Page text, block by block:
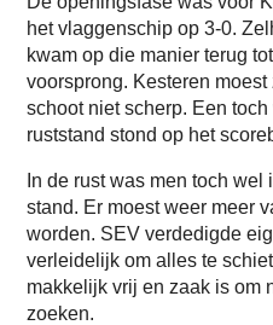
het vlaggenschip op 3-0.
kwam op die manier terug
voorsprong. Kesteren
schoot niet scherp. Een
ruststand stond op het
In de rust was men toch
stand. Er moest weer meer
worden. SEV verdedigde
verleidelijk om alles te
makkelijk vrij en zaak is om
zoeken.